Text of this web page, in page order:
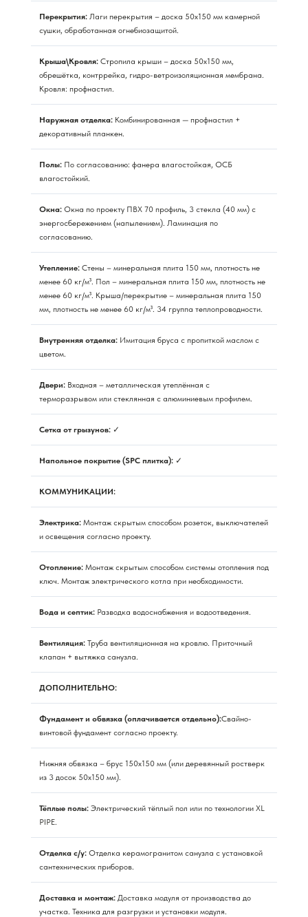
Перекрытия: Лаги перекрытия – доска 50х150 мм камерной
сушки, обработанная огнебиозащитой.
Крыша\Кровля: Стропила крыши – доска 50х150 мм,
обрешётка, контррейка, гидро-ветроизоляционная мембрана.
Кровля: профнастил.
Наружная отделка: Комбинированная — профнастил +
декоративный планкен.
Полы: По согласованию: фанера влагостойкая, ОСБ
влагостойкий.
Окна: Окна по проекту ПВХ 70 профиль, 3 стекла (40 мм) с
энергосбережением (напылением). Ламинация по
согласованию.
Утепление: Стены – минеральная плита 150 мм, плотность не
менее 60 кг/м³. Пол – минеральная плита 150 мм, плотность не
менее 60 кг/м³. Крыша/перекрытие – минеральная плита 150
мм, плотность не менее 60 кг/м³. 34 группа теплопроводности.
Внутренняя отделка: Имитация бруса с пропиткой маслом с
цветом.
Двери: Входная – металлическая утеплённая с
терморазрывом или стеклянная с алюминиевым профилем.
Сетка от грызунов: ✓
Напольное покрытие (SPC плитка): ✓
КОММУНИКАЦИИ:
Электрика: Монтаж скрытым способом розеток, выключателей
и освещения согласно проекту.
Отопление: Монтаж скрытым способом системы отопления под
ключ. Монтаж электрического котла при необходимости.
Вода и септик: Разводка водоснабжения и водоотведения.
Вентиляция: Труба вентиляционная на кровлю. Приточный
клапан + вытяжка санузла.
ДОПОЛНИТЕЛЬНО:
Фундамент и обвязка (оплачивается отдельно):Свайно-
винтовой фундамент согласно проекту.
Нижняя обвязка – брус 150х150 мм (или деревянный ростверк
из 3 досок 50х150 мм).
Тёплые полы: Электрический тёплый пол или по технологии XL
PIPE.
Отделка с/у: Отделка керамогранитом санузла с установкой
сантехнических приборов.
Доставка и монтаж: Доставка модуля от производства до
участка. Техника для разгрузки и установки модуля.